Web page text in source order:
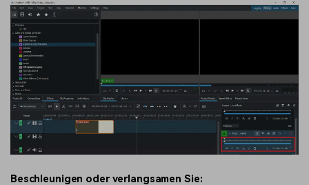
Beschleunigen oder verlangsamen Sie: